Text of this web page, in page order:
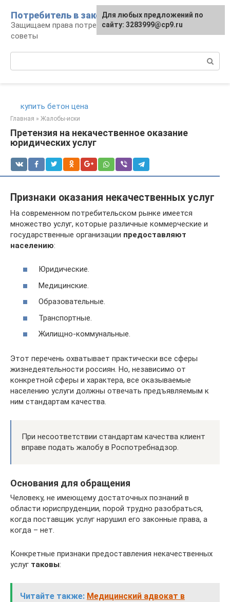
контенту
Потребитель в законе
Защищаем права потребителя: документы и
советы
купить бетон цена
Главная » Жалобы-иски
Претензия на некачественное оказание
юридических услуг
Признаки оказания некачественных услуг
На современном потребительском рынке имеется
множество услуг, которые различные коммерческие и
государственные организации предоставляют
населению:
Юридические.
Медицинские.
Образовательные.
Транспортные.
Жилищно-коммунальные.
Этот перечень охватывает практически все сферы
жизнедеятельности россиян. Но, независимо от
конкретной сферы и характера, все оказываемые
населению услуги должны отвечать предъявляемым к
ним стандартам качества.
При несоответствии стандартам качества клиент
вправе подать жалобу в Роспотребнадзор.
Основания для обращения
Человеку, не имеющему достаточных познаний в
области юриспруденции, порой трудно разобраться,
когда поставщик услуг нарушил его законные права, а
когда – нет.
Конкретные признаки предоставления некачественных
услуг таковы:
Читайте также: Медицинский адвокат в
Для любых предложений по
сайту: 3283999@cp9.ru